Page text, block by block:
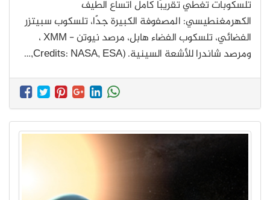
تلسكوبات تغطي تقريبًا كامل اتساع الطيف
الكهرمغنطيسي: المصفوفة الكبيرة جدًا، تلسكوب سبيتزر
الفضائي، تلسكوب الفضاء هابل، مرصد نيوتن - XMM ،
ومرصد شاندرا للأشعة السينية. (Credits: NASA, ESA,…